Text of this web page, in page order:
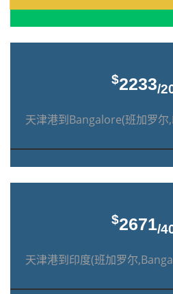
$2233/
天津港到Bangalore(班加罗尔
$2671/
天津港到印度(班加罗尔